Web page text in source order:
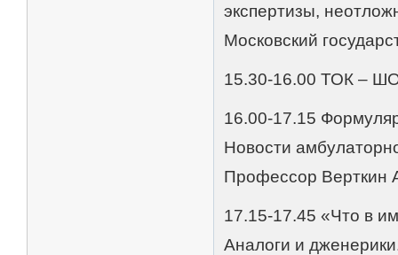
экспертизы,
Московский
15.30-16.00 ТОК –
16.00-17.15
Новости
Профессор Верткин
17.15-17.45 «Что в
Аналоги и